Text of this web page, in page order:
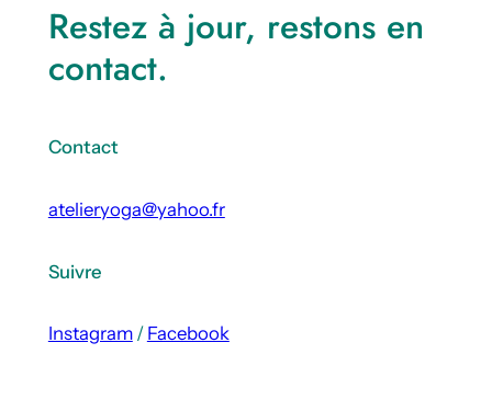
Restez à jour, restons en
contact.
Contact
atelieryoga@yahoo.fr
Suivre
Instagram/ Facebook